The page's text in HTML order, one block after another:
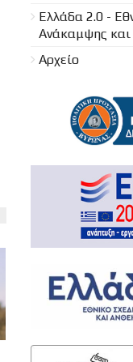
Ελλάδα 2.0 -
Ανάκαμψης και
Αρχείο